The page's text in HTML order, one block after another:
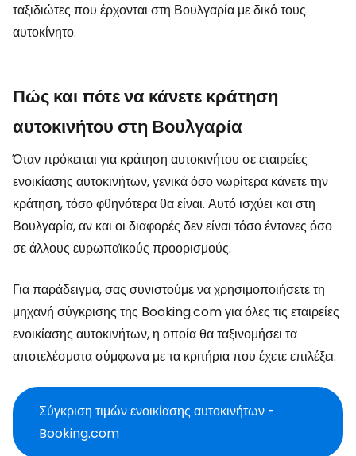
ταξιδιώτες που έρχονται στη Βουλγαρία με δικό τους
αυτοκίνητο.
Πώς και πότε να κάνετε κράτηση
αυτοκινήτου στη Βουλγαρία
Όταν πρόκειται για κράτηση αυτοκινήτου σε εταιρείες
ενοικίασης αυτοκινήτων, γενικά όσο νωρίτερα κάνετε την
κράτηση, τόσο φθηνότερα θα είναι. Αυτό ισχύει και στη
Βουλγαρία, αν και οι διαφορές δεν είναι τόσο έντονες όσο
σε άλλους ευρωπαϊκούς προορισμούς.
Για παράδειγμα, σας συνιστούμε να χρησιμοποιήσετε τη
μηχανή σύγκρισης της Booking.com για όλες τις εταιρείες
ενοικίασης αυτοκινήτων, η οποία θα ταξινομήσει τα
αποτελέσματα σύμφωνα με τα κριτήρια που έχετε επιλέξει.
Σύγκριση τιμών ενοικίασης αυτοκινήτων -
Booking.com